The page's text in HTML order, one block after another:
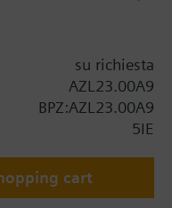
su richiesta
AZL23.00A9
BPZ:AZL23.00A9
5IE
cart